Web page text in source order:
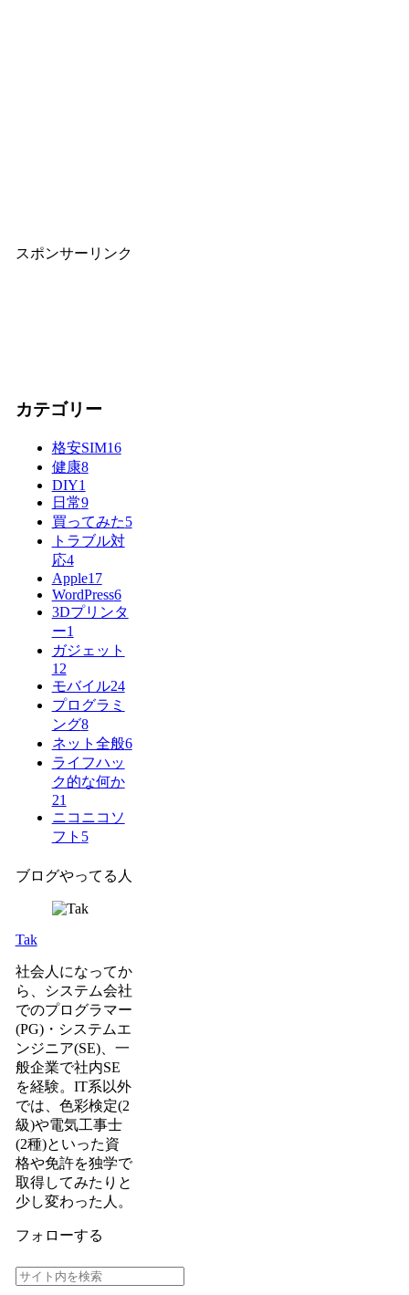
スポンサーリンク
カテゴリー
格安SIM16
健康8
DIY1
日常9
買ってみた5
トラブル対
応4
Apple17
WordPress6
3Dプリンタ
ー1
ガジェット
12
モバイル24
プログラミ
ング8
ネット全般6
ライフハッ
ク的な何か
21
ニコニコソ
フト 5
ブログやってる人
Tak
社会人になってか
ら、システム会社
でのプログラマー
(PG)・システムエ
ンジニア(SE)、一
般企業で社内SE
を経験。IT系以外
では、色彩検定(2
級)や電気工事士
(2種)といった資
格や免許を独学で
取得してみたりと
少し変わった人。
フォローする